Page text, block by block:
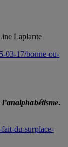
Laplante
03-17/bonne-ou-
.
du-surplace-